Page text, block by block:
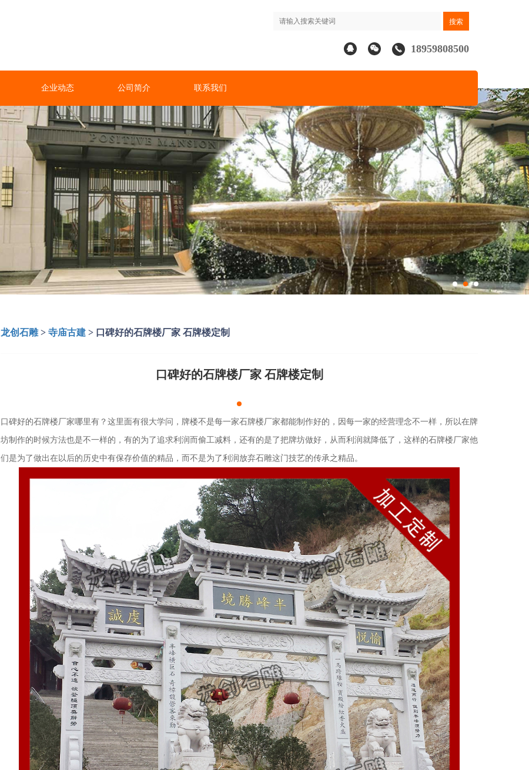
18959808500
企业动态 公司简介 联系我们
龙创石雕 > 寺庙古建 > 口碑好的石牌楼厂家 石牌楼定制
口碑好的石牌楼厂家 石牌楼定制
口碑好的石牌楼厂家哪里有？这里面有很大学问，牌楼不是每一家石牌楼厂家都能制作好的，因每一家的经营理念不一样，所以在牌
坊制作的时候方法也是不一样的，有的为了追求利润而偷工减料，还有的是了把牌坊做好，从而利润就降低了，这样的石牌楼厂家他
们是为了做出在以后的历史中有保存价值的精品，而不是为了利润放弃石雕这门技艺的传承之精品。